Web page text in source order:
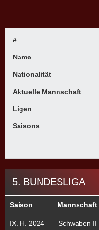
#
Name
Nationalität
Aktuelle Mannschaft
Ligen
Saisons
5. BUNDESLIGA
Saison Mannschaft
IX. H. 2024 Schwaben II